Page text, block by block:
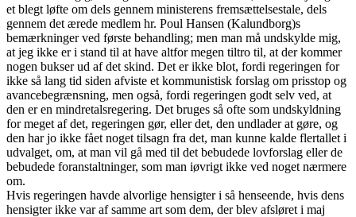
et blegt løfte om dels gennem ministerens fremsættelsestale, dels
gennem det ærede medlem hr. Poul Hansen (Kalundborg)s
bemærkninger ved første behandling; men man må undskylde mig,
at jeg ikke er i stand til at have altfor megen tiltro til, at der kommer
nogen bukser ud af det skind. Det er ikke blot, fordi regeringen for
ikke så lang tid siden afviste et kommunistisk forslag om prisstop og
avancebegrænsning, men også, fordi regeringen godt selv ved, at
den er en mindretalsregering. Det bruges så ofte som undskyldning
for meget af det, regeringen gør, eller det, den undlader at gøre, og
den har jo ikke fået noget tilsagn fra det, man kunne kalde flertallet i
udvalget, om, at man vil gå med til det bebudede lovforslag eller de
bebudede foranstaltninger, som man iøvrigt ikke ved noget nærmere
om.
Hvis regeringen havde alvorlige hensigter i så henseende, hvis dens
hensigter ikke var af samme art som dem, der blev afsløret i maj